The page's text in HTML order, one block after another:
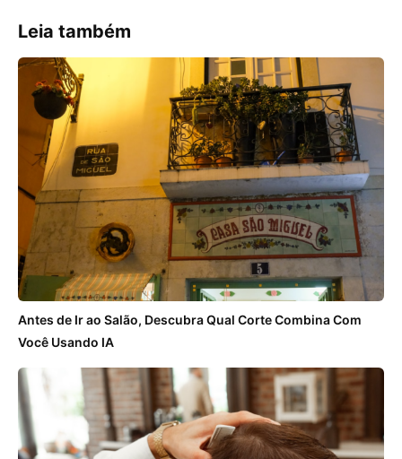
Leia também
Antes de Ir ao Salão, Descubra Qual Corte Combina Com
Você Usando IA